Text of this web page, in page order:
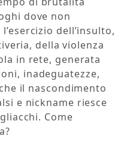
dove non
dell’insulto,
della violenza
in rete, generata
inadeguatezze,
il nascondimento
e nickname riesce
Come